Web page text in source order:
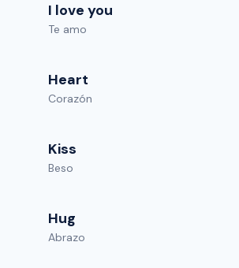
I love you
Te amo
Heart
Corazón
Kiss
Beso
Hug
Abrazo